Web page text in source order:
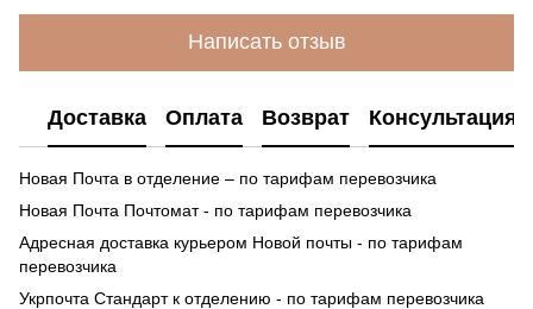
Написать отзыв
Доставка Оплата Возврат Консультация
Новая Почта в отделение – по тарифам перевозчика
Новая Почта Почтомат - по тарифам перевозчика
Адресная доставка курьером Новой почты - по тарифам
перевозчика
Укрпочта Стандарт к отделению - по тарифам перевозчика